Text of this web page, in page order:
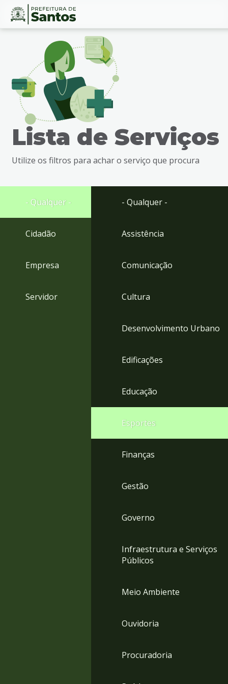
Ir
busca
Ir
rodapé
Conteúdo
Lista de Serviços
Utilize os filtros para achar o serviço que procura
- Qualquer -
Cidadão
Empresa
Servidor
- Qualquer -
Assistência
Comunicação
Cultura
Desenvolvimento Urbano
Edificações
Educação
Esportes
Finanças
Gestão
Governo
Infraestrutura e Serviços
Públicos
Meio Ambiente
Ouvidoria
Procuradoria